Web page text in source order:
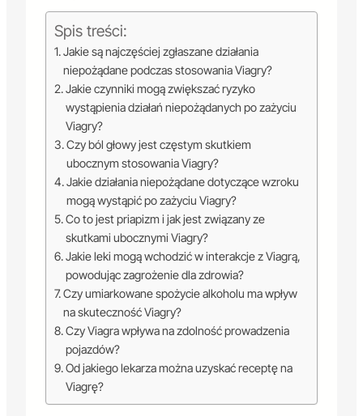
Spis treści:
Jakie są najczęściej zgłaszane działania
niepożądane podczas stosowania Viagry?
Jakie czynniki mogą zwiększać ryzyko
wystąpienia działań niepożądanych po zażyciu
Viagry?
Czy ból głowy jest częstym skutkiem
ubocznym stosowania Viagry?
Jakie działania niepożądane dotyczące wzroku
mogą wystąpić po zażyciu Viagry?
Co to jest priapizm i jak jest związany ze
skutkami ubocznymi Viagry?
Jakie leki mogą wchodzić w interakcje z Viagrą,
powodując zagrożenie dla zdrowia?
Czy umiarkowane spożycie alkoholu ma wpływ
na skuteczność Viagry?
Czy Viagra wpływa na zdolność prowadzenia
pojazdów?
Od jakiego lekarza można uzyskać receptę na
Viagrę?